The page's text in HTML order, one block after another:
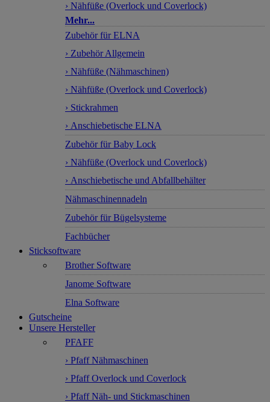
› Nähfüße (Overlock und Coverlock)
Mehr...
Zubehör für ELNA
› Zubehör Allgemein
› Nähfüße (Nähmaschinen)
› Nähfüße (Overlock und Coverlock)
› Stickrahmen
› Anschiebetische ELNA
Zubehör für Baby Lock
› Nähfüße (Overlock und Coverlock)
› Anschiebetische und Abfallbehälter
Nähmaschinennadeln
Zubehör für Bügelsysteme
Fachbücher
Sticksoftware
Brother Software
Janome Software
Elna Software
Gutscheine
Unsere Hersteller
PFAFF
› Pfaff Nähmaschinen
› Pfaff Overlock und Coverlock
› Pfaff Näh- und Stickmaschinen